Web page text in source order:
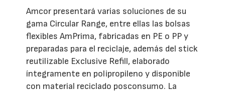
Amcor presentará varias soluciones de su
gama Circular Range, entre ellas las bolsas
flexibles AmPrima, fabricadas en PE o PP y
preparadas para el reciclaje, además del stick
reutilizable Exclusive Refill, elaborado
íntegramente en polipropileno y disponible
con material reciclado posconsumo. La